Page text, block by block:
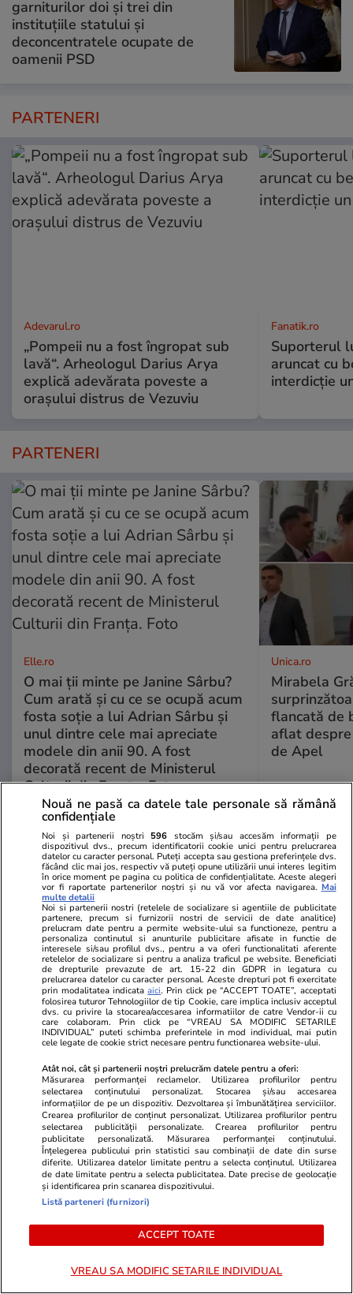
garniturilor doi și trei din
instituțiile statului și
deconcentratele ocupate de
oamenii PSD
PARTENERI
Adevarul.ro
„Pompeii nu a fost îngropat sub
lavă“. Arheologul Darius Arya
explică adevărata poveste a
orașului distrus de Vezuviu
Fanatik.ro
Suporterul
aruncat cu
interdicție
PARTENERI
Elle.ro
O mai ții minte pe Janine Sârbu?
Cum arată și cu ce se ocupă acum
fosta soție a lui Adrian Sârbu și
unul dintre cele mai apreciate
modele din anii 90. A fost
decorată recent de Ministerul
Culturii din Franța. Foto
Unica.ro
Mirabela
flancată de
aflat
de Apel
MONDEN
Stiri Mondene 18:20
Marisa Paloma este însărcinată
a doua oară. Imaginile care au
dat-o de gol
Stiri Mondene 17:21
Diana Bulimar, adevărul din
spatele fotografiilor din
vacanță. Cum arată fosta
Nouă ne pasă ca datele tale personale să rămână
confidențiale
Noi și partenerii noștri 596 stocăm și/sau accesăm informații pe
dispozitivul dvs., precum identificatorii cookie unici pentru prelucrarea
datelor cu caracter personal. Puteți accepta sau gestiona preferințele dvs.
făcând clic mai jos, respectiv vă puteți opune utilizării unui interes legitim
în orice moment pe pagina cu politica de confidențialitate. Aceste alegeri
vor fi raportate partenerilor noștri și nu vă vor afecta navigarea. Mai
multe detalii
Noi si partenerii nostri (retelele de socializare si agentiile de publicitate
partenere, precum si furnizorii nostri de servicii de date analitice)
prelucram date pentru a permite website-ului sa functioneze, pentru a
personaliza continutul si anunturile publicitare afisate in functie de
interesele si/sau profilul dvs., pentru a va oferi functionalitati aferente
retelelor de socializare si pentru a analiza traficul pe website. Beneficiati
de drepturile prevazute de art. 15-22 din GDPR in legatura cu
prelucrarea datelor cu caracter personal. Aceste drepturi pot fi exercitate
prin modalitatea indicataaici. Prin click pe “ACCEPT TOATE”, acceptati
folosirea tuturor Tehnologiilor de tip Cookie, care implica inclusiv acceptul
dvs. cu privire la stocarea/accesarea informatiilor de catre Vendor-ii cu
care colaboram. Prin click pe “VREAU SA MODIFIC SETARILE
INDIVIDUAL” puteti schimba preferintele in mod individual, mai putin
cele legate de cookie strict necesare pentru functionarea website-ului.
Atât noi, cât și partenerii noștri prelucrăm datele pentru a oferi:
Măsurarea performanței reclamelor. Utilizarea profilurilor pentru
selectarea conținutului personalizat. Stocarea și/sau accesarea
informațiilor de pe un dispozitiv. Dezvoltarea și îmbunătățirea serviciilor.
Crearea profilurilor de conținut personalizat. Utilizarea profilurilor pentru
selectarea publicității personalizate. Crearea profilurilor pentru
publicitate personalizată. Măsurarea performanței conținutului.
Înțelegerea publicului prin statistici sau combinații de date din surse
diferite. Utilizarea datelor limitate pentru a selecta conținutul. Utilizarea
de date limitate pentru a selecta publicitatea. Date precise de geolocație
și identificarea prin scanarea dispozitivului.
Listă parteneri (furnizori)
ACCEPT TOATE
VREAU SA MODIFIC SETARILE INDIVIDUAL